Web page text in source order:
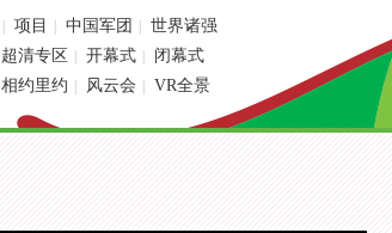
项目 中国军团 世界诸强
超清专区 开幕式 闭幕式
相约里约 风云会 VR全景